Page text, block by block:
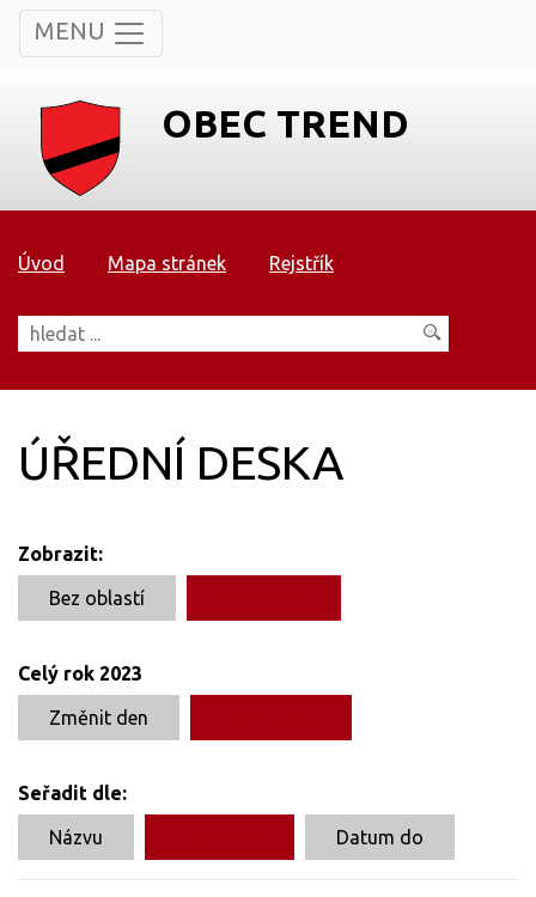
MENU
OBEC TREND
Úvod Mapa stránek Rejstřík
ÚŘEDNÍ DESKA
Zobrazit:
Bez oblastí
Celý rok 2023
Změnit den
Seřadit dle:
Názvu Datum do